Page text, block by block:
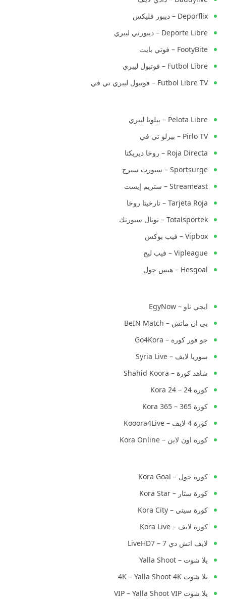
Deporflix – ديبور فليكس
Deporte Libre – ديبورتي ليبري
FootyBite – فوتي بايت
Futbol Libre – فوتبول ليبري
Futbol Libre TV – فوتبول ليبري تي في
Pelota Libre – بيلوتا ليبري
Pirlo TV – بيرلو تي في
Roja Directa – روخا ديريكتا
Sportsurge – سبورت سيرج
Streameast – ستريم إيست
Tarjeta Roja – تارخيتا روخا
Totalsportek – توتال سبورتك
Vipbox – فيب بوكس
Vipleague – فيب ليج
Hesgoal – هيس جول
ايجي ناو – EgyNow
بي ان ماتش – BeIN Match
جو فور كورة – Go4Kora
سوريا لايف – Syria Live
شاهد كورة – Shahid Koora
كورة 24 – Kora 24
كورة 365 – Kora 365
كورة 4 لايف – Kooora4Live
كورة اون لاين – Kora Online
كورة جول – Kora Goal
كورة ستار – Kora Star
كورة سيتي – Kora City
كورة لايف – Kora Live
لايف اتش دي 7 – LiveHD7
يلا شوت – Yalla Shoot
يلا شوت 4K – Yalla Shoot 4K
يلا شوت VIP – Yalla Shoot VIP